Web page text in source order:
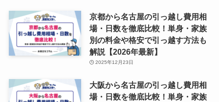
京都から名古屋の引っ越し費用相
場・日数を徹底比較！単身・家族
別の料金や格安で引っ越す方法も
解説【2026年最新】
2025年12月23日
大阪から名古屋の引っ越し費用相
場・日数を徹底比較！単身・家族